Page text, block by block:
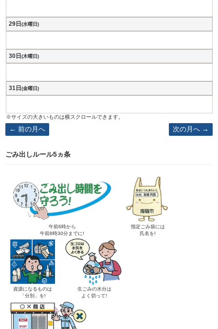
29日 (水曜日)
30日 (木曜日)
31日 (金曜日)
前の月へ 次の月へ
ごみ出しルール5ヵ条
午前6時から
午前8時30分までに!
指定ごみ袋には
氏名を!
資源になるものは
「分別」を!
生ごみの水分は
よく切って!